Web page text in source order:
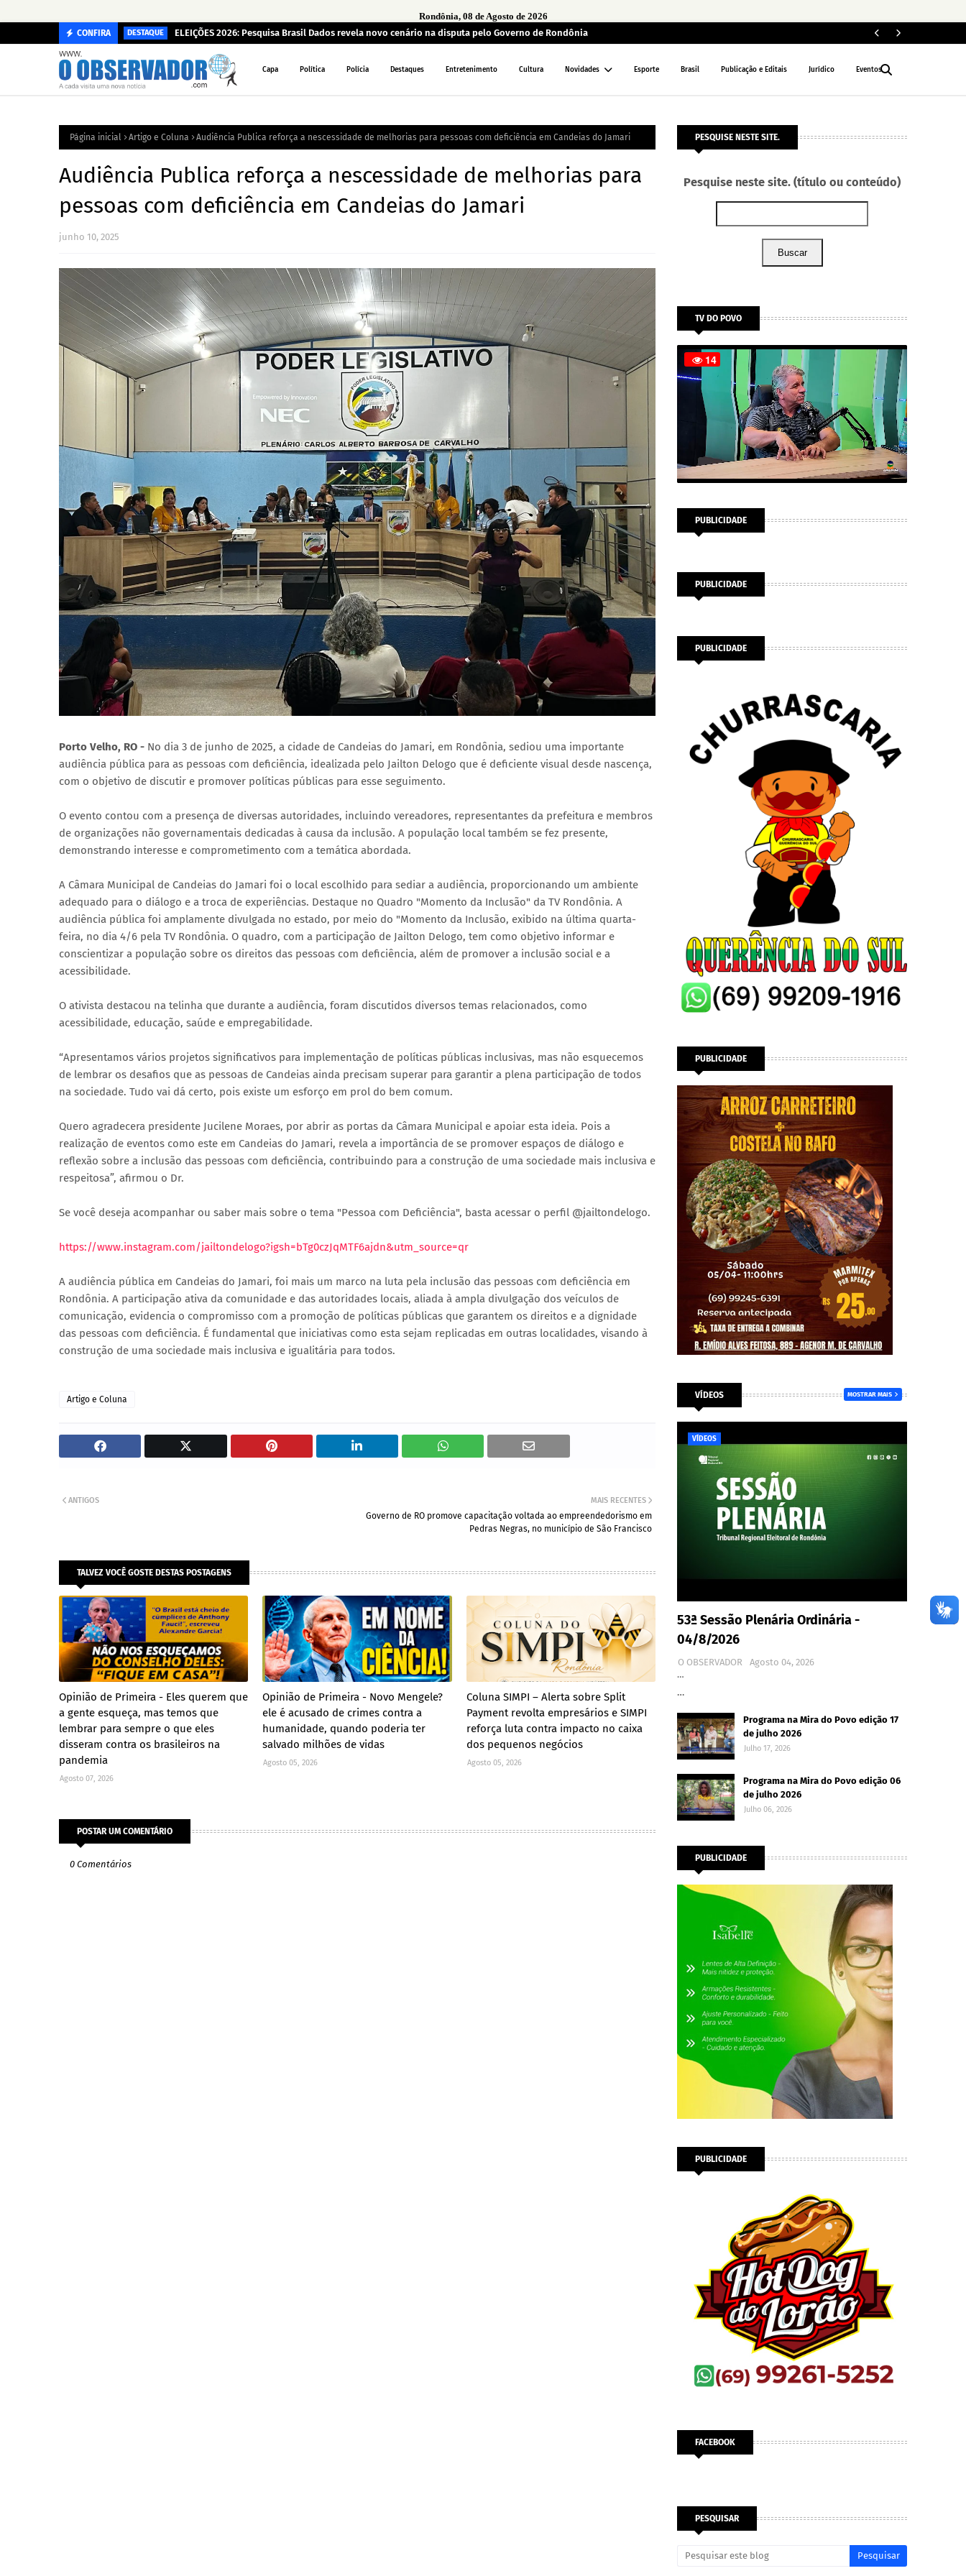
Rondônia, 08 de Agosto de 2026
CONFIRA DESTAQUE ELEIÇÕES 2026: Pesquisa Brasil Dados revela novo cenário na disputa pelo Governo de Rondônia
Capa Política Polícia Destaques Entretenimento Cultura Novidades Esporte Brasil Publicação e Editais Jurídico Eventos
Página inicial Artigo e Coluna Audiência Publica reforça a nescessidade de melhorias para pessoas com deficiência em Candeias do Jamari
Audiência Publica reforça a nescessidade de melhorias para
pessoas com deficiência em Candeias do Jamari
junho 10, 2025
Porto Velho, RO - No dia 3 de junho de 2025, a cidade de Candeias do Jamari, em Rondônia, sediou uma importante
audiência pública para as pessoas com deficiência, idealizada pelo Jailton Delogo que é deficiente visual desde nascença,
com o objetivo de discutir e promover políticas públicas para esse seguimento.
O evento contou com a presença de diversas autoridades, incluindo vereadores, representantes da prefeitura e membros
de organizações não governamentais dedicadas à causa da inclusão. A população local também se fez presente,
demonstrando interesse e comprometimento com a temática abordada.
A Câmara Municipal de Candeias do Jamari foi o local escolhido para sediar a audiência, proporcionando um ambiente
adequado para o diálogo e a troca de experiências. Destaque no Quadro "Momento da Inclusão" da TV Rondônia. A
audiência pública foi amplamente divulgada no estado, por meio do "Momento da Inclusão, exibido na última quarta-
feira, no dia 4/6 pela TV Rondônia. O quadro, com a participação de Jailton Delogo, tem como objetivo informar e
conscientizar a população sobre os direitos das pessoas com deficiência, além de promover a inclusão social e a
acessibilidade.
O ativista destacou na telinha que durante a audiência, foram discutidos diversos temas relacionados, como
acessibilidade, educação, saúde e empregabilidade.
“Apresentamos vários projetos significativos para implementação de políticas públicas inclusivas, mas não esquecemos
de lembrar os desafios que as pessoas de Candeias ainda precisam superar para garantir a plena participação de todos
na sociedade. Tudo vai dá certo, pois existe um esforço em prol do bem comum.
Quero agradecera presidente Jucilene Moraes, por abrir as portas da Câmara Municipal e apoiar esta ideia. Pois a
realização de eventos como este em Candeias do Jamari, revela a importância de se promover espaços de diálogo e
reflexão sobre a inclusão das pessoas com deficiência, contribuindo para a construção de uma sociedade mais inclusiva e
respeitosa”, afirmou o Dr.
Se você deseja acompanhar ou saber mais sobre o tema "Pessoa com Deficiência", basta acessar o perfil @jailtondelogo.
https://www.instagram.com/jailtondelogo?igsh=bTg0czJqMTF6ajdn&utm_source=qr
A audiência pública em Candeias do Jamari, foi mais um marco na luta pela inclusão das pessoas com deficiência em
Rondônia. A participação ativa da comunidade e das autoridades locais, aliada à ampla divulgação dos veículos de
comunicação, evidencia o compromisso com a promoção de políticas públicas que garantem os direitos e a dignidade
das pessoas com deficiência. É fundamental que iniciativas como esta sejam replicadas em outras localidades, visando à
construção de uma sociedade mais inclusiva e igualitária para todos.
Artigo e Coluna
MAIS RECENTES
Governo de RO promove capacitação voltada ao empreendedorismo em
Pedras Negras, no município de São Francisco
ANTIGOS
TALVEZ VOCÊ GOSTE DESTAS POSTAGENS
Opinião de Primeira - Eles querem que
a gente esqueça, mas temos que
lembrar para sempre o que eles
disseram contra os brasileiros na
pandemia
Agosto 07, 2026
Opinião de Primeira - Novo Mengele?
ele é acusado de crimes contra a
humanidade, quando poderia ter
salvado milhões de vidas
Agosto 05, 2026
Coluna SIMPI – Alerta sobre Split
Payment revolta empresários e SIMPI
reforça luta contra impacto no caixa
dos pequenos negócios
Agosto 05, 2026
POSTAR UM COMENTÁRIO
0 Comentários
PESQUISE NESTE SITE.
Pesquise neste site. (título ou conteúdo)
Buscar
TV DO POVO
PUBLICIDADE
PUBLICIDADE
PUBLICIDADE
PUBLICIDADE
VÍDEOS MOSTRAR MAIS
VÍDEOS
53ª Sessão Plenária Ordinária -
04/8/2026
O OBSERVADOR
Agosto 04, 2026
…
…
Programa na Mira do Povo edição 17
de julho 2026
Julho 17, 2026
Programa na Mira do Povo edição 06
de julho 2026
Julho 06, 2026
PUBLICIDADE
PUBLICIDADE
FACEBOOK
PESQUISAR